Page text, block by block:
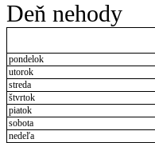
Deň nehody
pondelok
utorok
streda
štvrtok
piatok
sobota
nedeľa